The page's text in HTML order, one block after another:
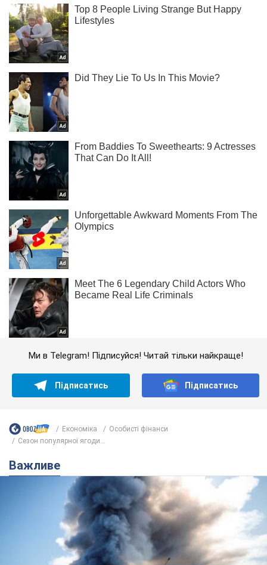
Ми в Telegram! Підписуйся! Читай тільки найкраще!
Підписатись Підписатись
Економіка
Особисті фінанси
Сезон популярної ягоди...
Важливе